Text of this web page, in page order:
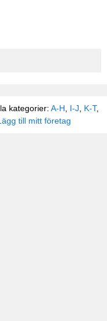
kategorier: A-H I-J K-T,
till mitt företag